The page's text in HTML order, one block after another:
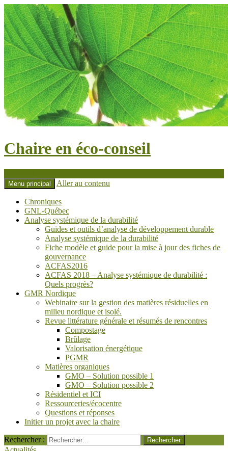
Chaire en éco-conseil
Menu principal Aller au contenu
Chroniques
GNL-Québec
Analyse systémique de la durabilité
Guides et outils d’analyse de développement durable
Analyse systémique de la durabilité
Fiche modèle et guide pour la mise à jour des fiches de
gouvernance
ACFAS2016
ACFAS 2018 – Analyse systémique de durabilité :
Quels progrès?
GMR Nordique
Webinaire sur la gestion des matières résiduelles en
milieu nordique et isolé.
Revue littérature générale et résumés de rencontres
Compostage
Brûlage
Valorisation énergétique
PGMR
Matières organiques
GMO – Solution possible 1
GMO – Solution possible 2
Résidentiel et ICI
Ressourceries/écocentre
Questions et réponses
Initier un projet avec la chaire
Rechercher :